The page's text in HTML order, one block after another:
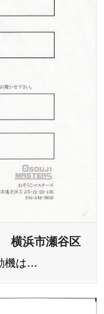
横浜市瀬谷区
機は…